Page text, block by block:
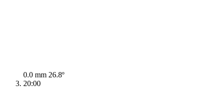
0.0 mm 26.8º
20:00